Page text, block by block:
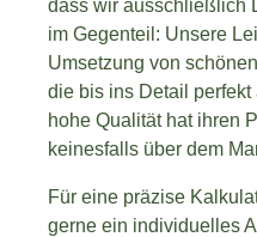
dass wir ausschließlich
im Gegenteil: Unsere
Umsetzung von
die bis ins Detail
hohe Qualität hat ihren
keinesfalls über dem
Für eine präzise
gerne ein individuelles